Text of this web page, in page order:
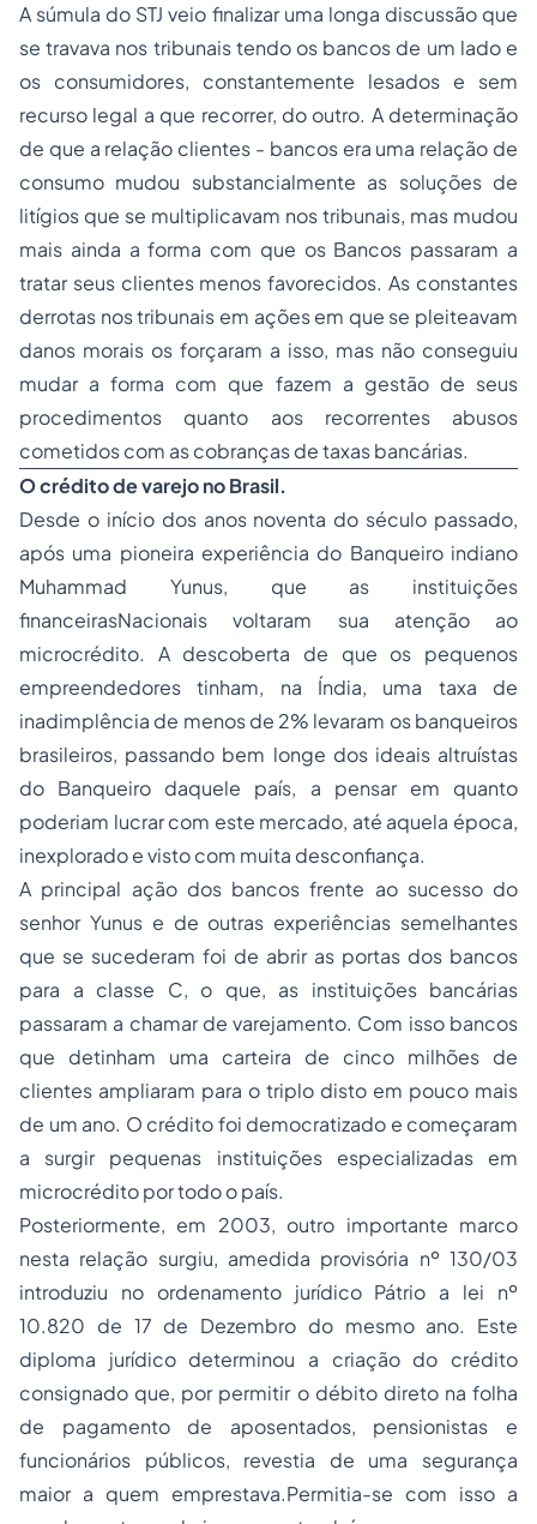
A súmula do STJ veio finalizar uma longa discussão que
se travava nos tribunais tendo os bancos de um lado e
os consumidores, constantemente lesados e sem
recurso legal a que recorrer, do outro. A determinação
de que a relação clientes - bancos era uma relação de
consumo mudou substancialmente as soluções de
litígios que se multiplicavam nos tribunais, mas mudou
mais ainda a forma com que os Bancos passaram a
tratar seus clientes menos favorecidos. As constantes
derrotas nos tribunais em ações em que se pleiteavam
danos morais os forçaram a isso, mas não conseguiu
mudar a forma com que fazem a gestão de seus
procedimentos quanto aos recorrentes abusos
cometidos com as cobranças de taxas bancárias.
O crédito de varejo no Brasil.
Desde o início dos anos noventa do século passado,
após uma pioneira experiência do Banqueiro indiano
Muhammad Yunus, que as instituições
financeirasNacionais voltaram sua atenção ao
microcrédito. A descoberta de que os pequenos
empreendedores tinham, na Índia, uma taxa de
inadimplência de menos de 2% levaram os banqueiros
brasileiros, passando bem longe dos ideais altruístas
do Banqueiro daquele país, a pensar em quanto
poderiam lucrar com este mercado, até aquela época,
inexplorado e visto com muita desconfiança.
A principal ação dos bancos frente ao sucesso do
senhor Yunus e de outras experiências semelhantes
que se sucederam foi de abrir as portas dos bancos
para a classe C, o que, as instituições bancárias
passaram a chamar de varejamento. Com isso bancos
que detinham uma carteira de cinco milhões de
clientes ampliaram para o triplo disto em pouco mais
de um ano. O crédito foi democratizado e começaram
a surgir pequenas instituições especializadas em
microcrédito por todo o país.
Posteriormente, em 2003, outro importante marco
nesta relação surgiu, amedida provisória nº 130/03
introduziu no ordenamento jurídico Pátrio a lei nº
10.820 de 17 de Dezembro do mesmo ano. Este
diploma jurídico determinou a criação do crédito
consignado que, por permitir o débito direto na folha
de pagamento de aposentados, pensionistas e
funcionários públicos, revestia de uma segurança
maior a quem emprestava.Permitia-se com isso a